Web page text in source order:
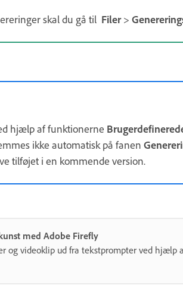
skal du gå til Filer>
hjælp af funktionerne
ikke automatisk på fanen
tilføjet i en kommende version.
med Adobe Firefly
og videoklip ud fra tekstprompter ved hjælp